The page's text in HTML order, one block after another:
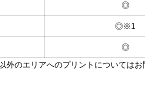
◎
◎※1
◎
のエリアへのプリントについてはお